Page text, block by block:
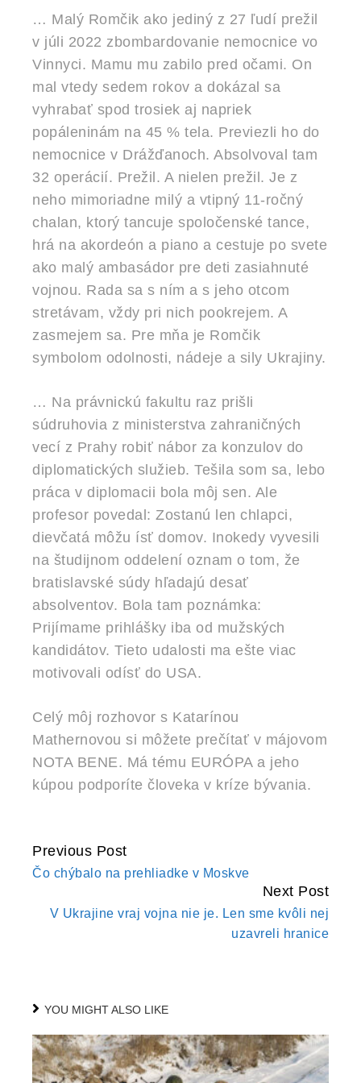
… Malý Romčik ako jediný z 27 ľudí prežil
v júli 2022 zbombardovanie nemocnice vo
Vinnyci. Mamu mu zabilo pred očami. On
mal vtedy sedem rokov a dokázal sa
vyhrabať spod trosiek aj napriek
popáleninám na 45 % tela. Previezli ho do
nemocnice v Drážďanoch. Absolvoval tam
32 operácií. Prežil. A nielen prežil. Je z
neho mimoriadne milý a vtipný 11-ročný
chalan, ktorý tancuje spoločenské tance,
hrá na akordeón a piano a cestuje po svete
ako malý ambasádor pre deti zasiahnuté
vojnou. Rada sa s ním a s jeho otcom
stretávam, vždy pri nich pookrejem. A
zasmejem sa. Pre mňa je Romčik
symbolom odolnosti, nádeje a sily Ukrajiny.
… Na právnickú fakultu raz prišli
súdruhovia z ministerstva zahraničných
vecí z Prahy robiť nábor za konzulov do
diplomatických služieb. Tešila som sa, lebo
práca v diplomacii bola môj sen. Ale
profesor povedal: Zostanú len chlapci,
dievčatá môžu ísť domov. Inokedy vyvesili
na študijnom oddelení oznam o tom, že
bratislavské súdy hľadajú desať
absolventov. Bola tam poznámka:
Prijímame prihlášky iba od mužských
kandidátov. Tieto udalosti ma ešte viac
motivovali odísť do USA.
Celý môj rozhovor s Katarínou
Mathernovou si môžete prečítať v májovom
NOTA BENE. Má tému EURÓPA a jeho
kúpou podporíte človeka v kríze bývania.
CONTINUE
READING
Previous Post
Čo chýbalo na prehliadke v Moskve
Next Post
V Ukrajine vraj vojna nie je. Len sme kvôli nej
uzavreli hranice
YOU MIGHT ALSO LIKE